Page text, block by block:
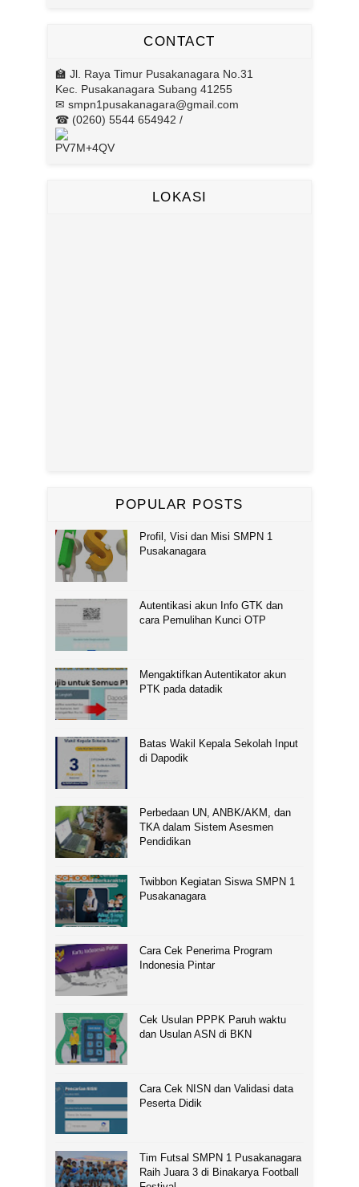
CONTACT
🏫 Jl. Raya Timur Pusakanagara No.31
Kec. Pusakanagara Subang 41255
✉ smpn1pusakanagara@gmail.com
☎ (0260) 5544 654942 /
PV7M+4QV
LOKASI
POPULAR POSTS
Profil, Visi dan Misi SMPN 1
Pusakanagara
Autentikasi akun Info GTK dan
cara Pemulihan Kunci OTP
Mengaktifkan Autentikator akun
PTK pada datadik
Batas Wakil Kepala Sekolah Input
di Dapodik
Perbedaan UN, ANBK/AKM, dan
TKA dalam Sistem Asesmen
Pendidikan
Twibbon Kegiatan Siswa SMPN 1
Pusakanagara
Cara Cek Penerima Program
Indonesia Pintar
Cek Usulan PPPK Paruh waktu
dan Usulan ASN di BKN
Cara Cek NISN dan Validasi data
Peserta Didik
Tim Futsal SMPN 1 Pusakanagara
Raih Juara 3 di Binakarya Football